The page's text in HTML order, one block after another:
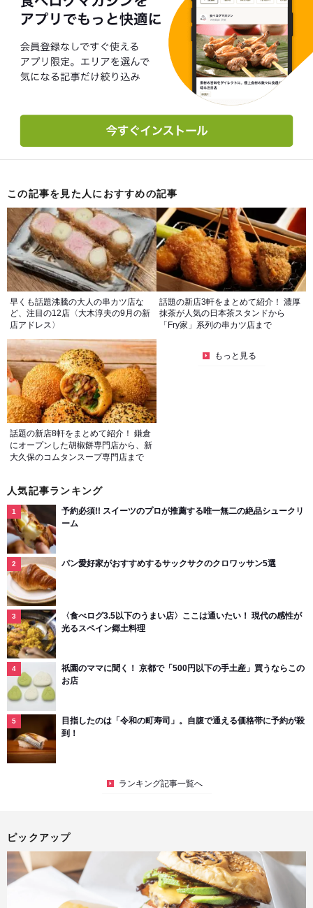
この記事を見た人におすすめの記事
早くも話題沸騰の大人の串カツ店な
ど、注目の12店〈大木淳夫の9月の新
店アドレス〉
話題の新店3軒をまとめて紹介！ 濃厚
抹茶が人気の日本茶スタンドから
「Fry家」系列の串カツ店まで
話題の新店8軒をまとめて紹介！ 鎌倉
にオープンした胡椒餅専門店から、新
大久保のコムタンスープ専門店まで
もっと見る
人気記事ランキング
予約必須!! スイーツのプロが推薦する唯一無二の絶品シュークリ
ーム
パン愛好家がおすすめするサックサクのクロワッサン5選
〈食べログ3.5以下のうまい店〉ここは通いたい！ 現代の感性が
光るスペイン郷土料理
祇園のママに聞く！ 京都で「500円以下の手土産」買うならこの
お店
目指したのは「令和の町寿司」。自腹で通える価格帯に予約が殺
到！
ランキング記事一覧へ
ピックアップ